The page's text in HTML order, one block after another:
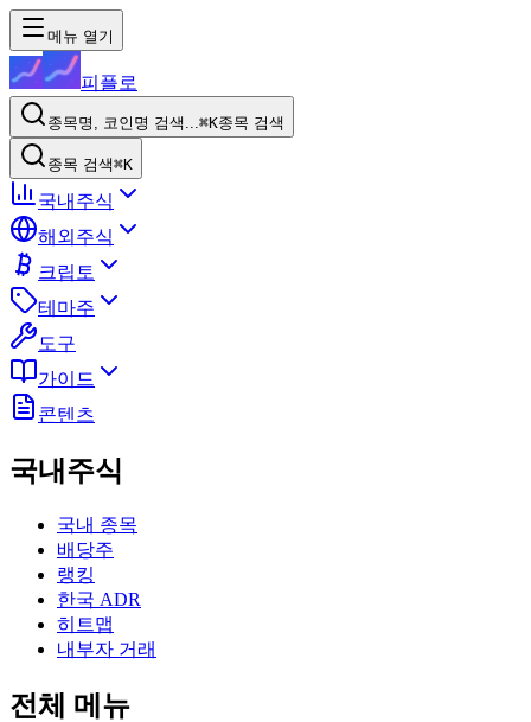
메뉴 열기
피플로
종목명, 코인명 검색...⌘K종목 검색
종목 검색⌘K
국내주식
해외주식
크립토
테마주
도구
가이드
콘텐츠
국내주식
국내 종목
배당주
랭킹
한국 ADR
히트맵
내부자 거래
전체 메뉴